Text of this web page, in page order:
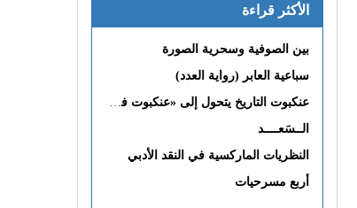
الأكثر قراءة
بين الصوفية وسحرية الصورة
سباعية العابر (رواية العدد)
عنكبوت التاريخ يتحول إلى «عنكبوت فى القلب»
الــسَعــــد
النظريات الماركسية في النقد الأدبي
أربع مسرحيات